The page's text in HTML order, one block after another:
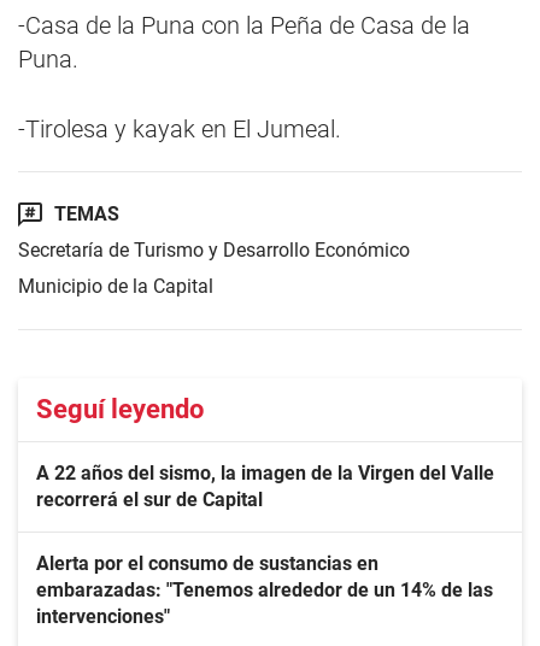
-Casa de la Puna con la Peña de Casa de la
Puna.
-Tirolesa y kayak en El Jumeal.
TEMAS
Secretaría de Turismo y Desarrollo Económico
Municipio de la Capital
Seguí leyendo
A 22 años del sismo, la imagen de la Virgen del Valle
recorrerá el sur de Capital
Alerta por el consumo de sustancias en
embarazadas: "Tenemos alrededor de un 14% de las
intervenciones"